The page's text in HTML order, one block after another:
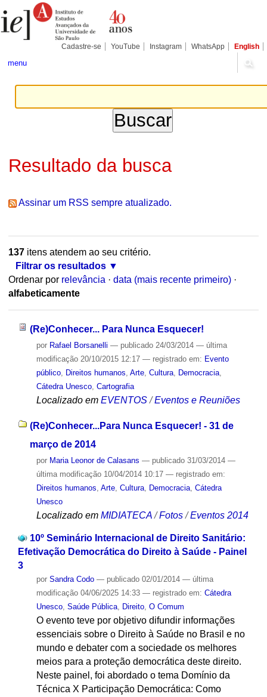
para
conteúdo.
Pessoais
Cadastre-se YouTube Instagram WhatsApp English
menu
Resultado da busca
Assinar um RSS sempre atualizado.
137itens atendem ao seu critério.
Filtrar os resultados
Ordenar por relevância · data (mais recente primeiro) ·
alfabeticamente
(Re)Conhecer... Para Nunca Esquecer!
por Rafael Borsanelli — publicado24/03/2014 — última
modificação20/10/2015 12:17 — registrado em: Evento
público, Direitos humanos Arte, Cultura, Democracia,
Cátedra Unesco, Cartografia
Localizado em EVENTOS /Eventos e Reuniões
(Re)Conhecer...Para Nunca Esquecer! - 31 de
março de 2014
por Maria Leonor de Calasans — publicado31/03/2014 —
última modificação10/04/2014 10:17 — registrado em:
Direitos humanos Arte, Cultura, Democracia, Cátedra
Unesco
Localizado em MIDIATECA /Fotos /Eventos 2014
10º Seminário Internacional de Direito Sanitário:
Efetivação Democrática do Direito à Saúde - Painel
3
por Sandra Codo — publicado02/01/2014 — última
modificação04/06/2025 14:33 — registrado em: Cátedra
Unesco, Saúde Pública, Direito, O Comum
O evento teve por objetivo difundir informações
essenciais sobre o Direito à Saúde no Brasil e no
mundo e debater com a sociedade os melhores
meios para a proteção democrática deste direito.
Neste painel, foi abordado o tema Domínio da
Técnica X Participação Democrática: Como